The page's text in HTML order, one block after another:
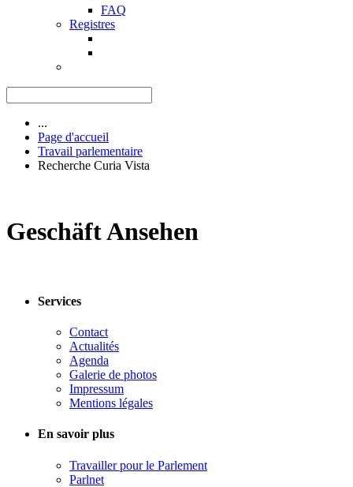
FAQ
Registres
...
Page d'accueil
Travail parlementaire
Recherche Curia Vista
Geschäft Ansehen
Services
Contact
Actualités
Agenda
Galerie de photos
Impressum
Mentions légales
En savoir plus
Travailler pour le Parlement
Parlnet